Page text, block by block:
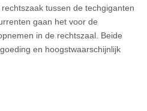
eist
2
miljard
van
Samsung
tussen de techgiganten
gaan het voor de
in de rechtszaal. Beide
en hoogstwaarschijnlijk